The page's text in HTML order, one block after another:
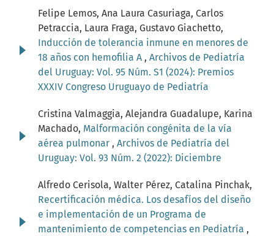
Felipe Lemos, Ana Laura Casuriaga, Carlos
Petraccia, Laura Fraga, Gustavo Giachetto,
Inducción de tolerancia inmune en menores de
18 años con hemofilia A , Archivos de Pediatría
del Uruguay: Vol. 95 Núm. S1 (2024): Premios
XXXIV Congreso Uruguayo de Pediatría
Cristina Valmaggia, Alejandra Guadalupe, Karina
Machado, Malformación congénita de la vía
aérea pulmonar , Archivos de Pediatría del
Uruguay: Vol. 93 Núm. 2 (2022): Diciembre
Alfredo Cerisola, Walter Pérez, Catalina Pinchak,
Recertificación médica. Los desafíos del diseño
e implementación de un Programa de
mantenimiento de competencias en Pediatría ,